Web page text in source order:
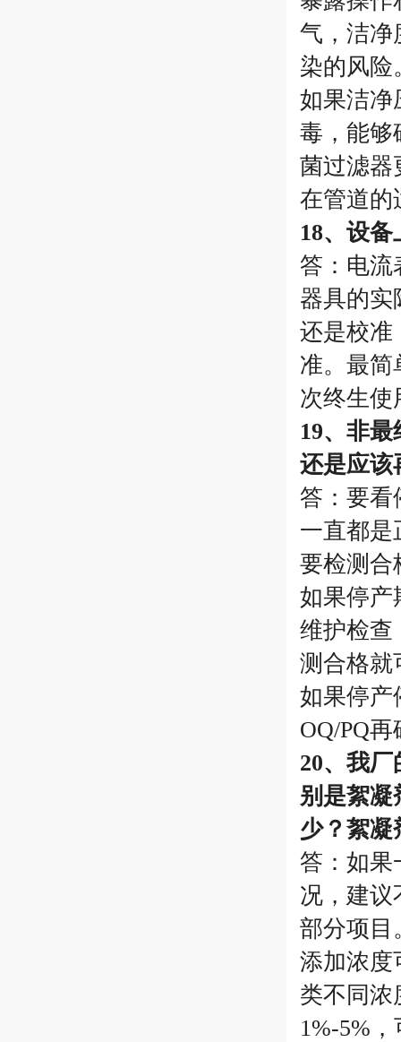
气，洁净
染的风险
如果洁净
毒，能够
菌过滤器
在管道的
18、设
答：电流
器具的实
还是校准
准。最简
次终生使
19、非
还是应该
答：要看
一直都是
要检测合
如果停产
维护检查
测合格就
如果停产
OQ/PQ
20、我
别是絮凝
少？絮凝
答：如果
况，建议
部分项目
添加浓度
类不同浓
1%-5%